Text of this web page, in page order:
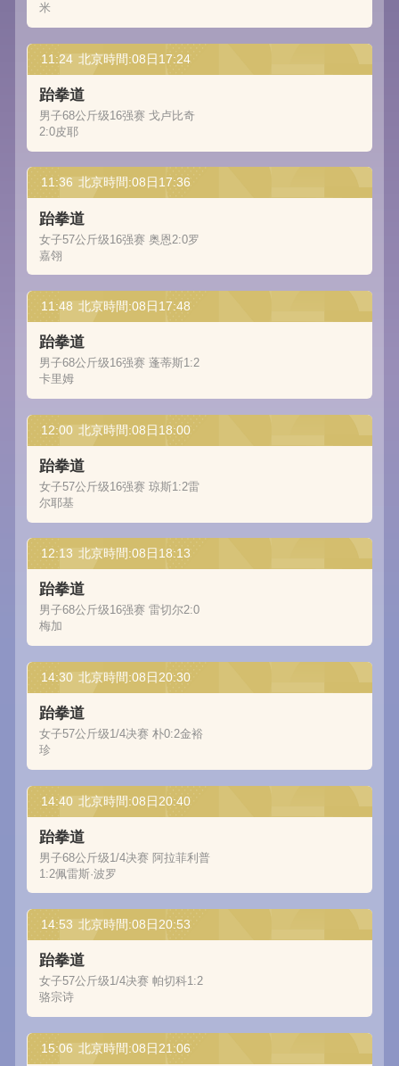
米
11:24 北京時間:08日17:24
跆拳道
男子68公斤级16强赛 戈卢比奇
2:0皮耶
11:36 北京時間:08日17:36
跆拳道
女子57公斤级16强赛 奥恩2:0罗
嘉翎
11:48 北京時間:08日17:48
跆拳道
男子68公斤级16强赛 蓬蒂斯1:2
卡里姆
12:00 北京時間:08日18:00
跆拳道
女子57公斤级16强赛 琼斯1:2雷
尔耶基
12:13 北京時間:08日18:13
跆拳道
男子68公斤级16强赛 雷切尔2:0
梅加
14:30 北京時間:08日20:30
跆拳道
女子57公斤级1/4决赛 朴0:2金裕
珍
14:40 北京時間:08日20:40
跆拳道
男子68公斤级1/4决赛 阿拉菲利普
1:2佩雷斯·波罗
14:53 北京時間:08日20:53
跆拳道
女子57公斤级1/4决赛 帕切科1:2
骆宗诗
15:06 北京時間:08日21:06